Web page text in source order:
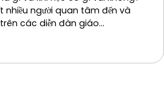
nhiều người quan tâm đến và
các diễn đàn giáo…